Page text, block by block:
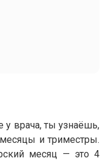
у врача, ты узнаёшь,
и триместры.
месяц — это 4